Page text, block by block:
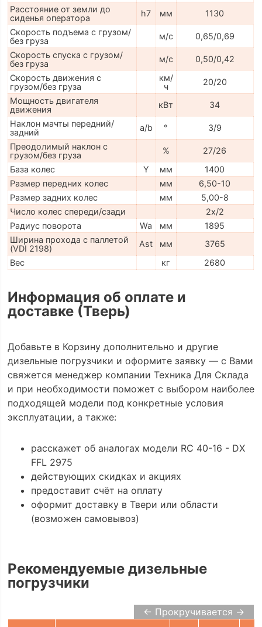
Расстояние от земли до
сиденья оператора
h7 мм
1130
Скорость подъема с грузом/
без груза
м/с
0,65/0,69
Скорость спуска с грузом/
без груза
м/с
0,50/0,42
Скорость движения с
грузом/без груза
км/
ч
20/20
Мощность двигателя
движения
кВт
34
Наклон мачты передний/
задний
a/b °
3/9
Преодолимый наклон с
грузом/без груза
%
27/26
База колес
Y мм
1400
Размер передних колес
мм
6,50-10
Размер задних колес
мм
5,00-8
Число колес спереди/сзади
2x/2
Радиус поворота
Wa мм
1895
Ширина прохода с паллетой
(VDI 2198)
Ast мм
3765
Вес
кг 2680
Информация об оплате и
доставке (Тверь)
Добавьте в Корзину дополнительно и другие
дизельные погрузчики и оформите заявку — с Вами
свяжется менеджер компании Техника Для Склада
и при необходимости поможет с выбором наиболее
подходящей модели под конкретные условия
эксплуатации, а также:
расскажет об аналогах модели RC 40-16 - DX
FFL 2975
действующих скидках и акциях
предоставит счёт на оплату
оформит доставку в Твери или области
(возможен самовывоз)
Рекомендуемые дизельные
погрузчики
← Прокручивается →